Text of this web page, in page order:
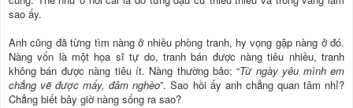
sao ấy.
Anh cũng đã từng tìm nàng ở nhiều phòng tranh, hy vọng gặp nàng ở đó.
Nàng vốn là một họa sĩ tự do, tranh bán được nàng tiêu nhiều, tranh
không bán được nàng tiêu ít. Nàng thường bảo: “Từ ngày yêu mình em
chẳng vẽ được mấy, đâm nghèo”. Sao hồi ấy anh chẳng quan tâm nhỉ?
Chẳng biết bây giờ nàng sống ra sao?